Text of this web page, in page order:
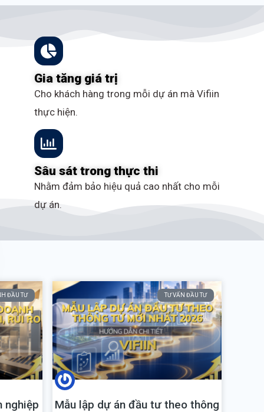
Gia tăng giá trị
Cho khách hàng trong mỗi dự án mà Vifiin
thực hiện.
Sâu sát trong thực thi
Nhằm đảm bảo hiệu quả cao nhất cho mỗi
dự án.
ĐẦU TƯ
nghiệp
TƯ VẤN ĐẦU TƯ
Mẫu lập dự án đầu tư theo thông